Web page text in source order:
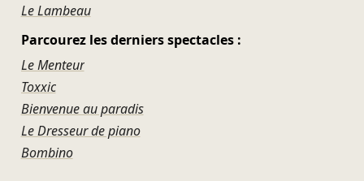
Le Lambeau
Parcourez les derniers spectacles :
Le Menteur
Toxxic
Bienvenue au paradis
Le Dresseur de piano
Bombino